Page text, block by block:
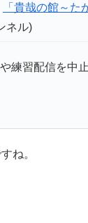
「貴哉の館～た
ネル)
練習配信を中
ね。